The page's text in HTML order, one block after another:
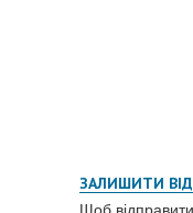
ЗАЛИШИТИ